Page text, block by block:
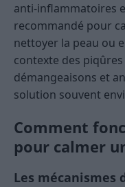
anti-inflammatoires
recommandé pour
nettoyer la peau ou
contexte des piqûres
démangeaisons et
solution souvent
Comment
pour calmer
Les mécanismes